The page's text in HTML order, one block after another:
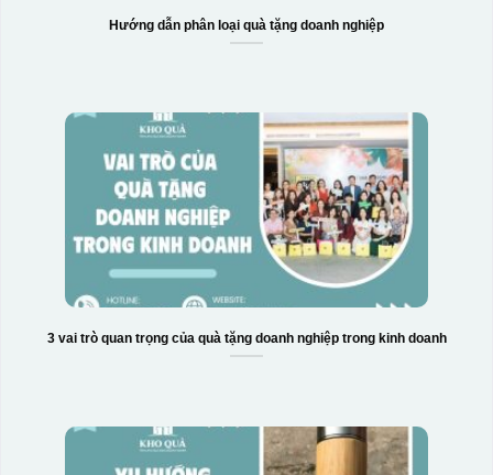
Hộp xi bình giữ nhiệt
Hướng dẫn phân loại quà tặng doanh nghiệp
3 vai trò quan trọng của quà tặng doanh nghiệp trong kinh doanh